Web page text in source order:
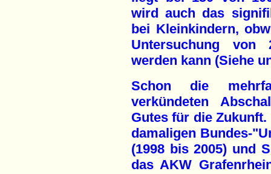
wird auch das
bei Kleinkindern,
Untersuchung von
werden kann (Siehe
Schon die
verkündeten
Gutes für die
damaligen Bundes-
(1998 bis 2005) und
das AKW